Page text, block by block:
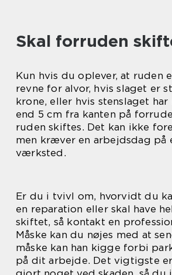
Skal forruden
Kun hvis du oplever, at ruden
revne for alvor, hvis slaget er
krone, eller hvis stenslaget
end 5 cm fra kanten på
ruden skiftes. Det kan ikke
men kræver en arbejdsdag på
værksted.
Er du i tvivl om, hvorvidt du
en reparation eller skal have
skiftet, så kontakt en
Måske kan du nøjes med at
måske kan han kigge forbi
på dit arbejde. Det vigtigste